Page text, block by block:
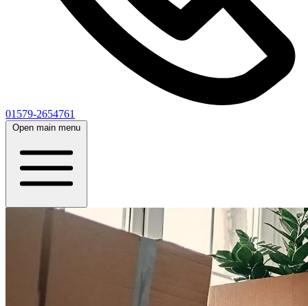
01579-2654761
Open main menu